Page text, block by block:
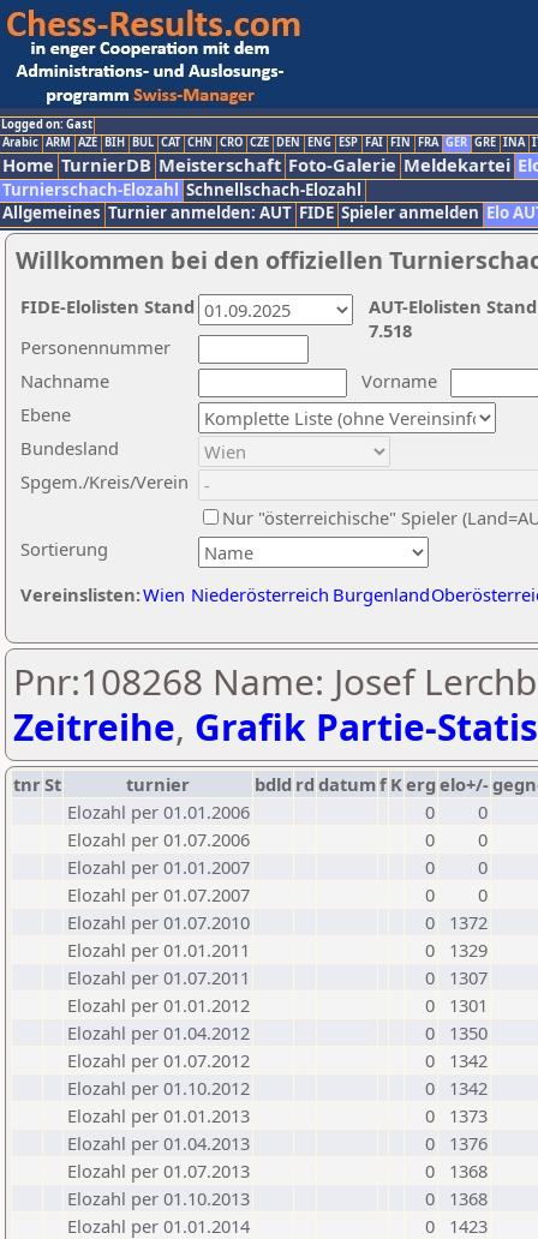
Logged on: Gast
Arabic ARM AZE BIH BUL CAT CHN CRO CZE DEN ENG ESP FAI FIN FRA GER GRE INA
Home TurnierDB Meisterschaft Foto-Galerie Meldekartei
Turnierschach-Elozahl Schnellschach-Elozahl
Allgemeines Turnier anmelden: AUT FIDE Spieler anmelden Elo
Willkommen bei den offiziellen
Nachname
Vorname
Ebene
Sortierung
Personennummer
Bundesland
Spgem./Kreis/Verein
Nur "österreichische" Spieler
Vereinslisten:Wien Niederösterreich Burgenland
AUT-Elolisten
7.518
FIDE-Elolisten Stand
Pnr:108268 Name: Josef
Zeitreihe, Grafik Partie-
tnrSt turnier bdld rd datumf Kerg elo+/-
Elozahl per 01.01.2006
0
0
Elozahl per 01.07.2006
0
0
Elozahl per 01.01.2007
0
0
Elozahl per 01.07.2007
0
0
Elozahl per 01.07.2010
0
1372
Elozahl per 01.01.2011
0
1329
Elozahl per 01.07.2011
0
1307
Elozahl per 01.01.2012
0
1301
Elozahl per 01.04.2012
0
1350
Elozahl per 01.07.2012
0
1342
Elozahl per 01.10.2012
0
1342
Elozahl per 01.01.2013
0
1373
Elozahl per 01.04.2013
0
1376
Elozahl per 01.07.2013
0
1368
Elozahl per 01.10.2013
0
1368
Elozahl per 01.01.2014
0
1423